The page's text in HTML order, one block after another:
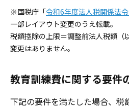
※国税庁「令和6年度法人税関係法
一部レイアウト変更のうえ転載。
税額控除の上限＝調整前法人税額（
変更はありません。
教育訓練費に関する要件
下記の要件を満たした場合、税